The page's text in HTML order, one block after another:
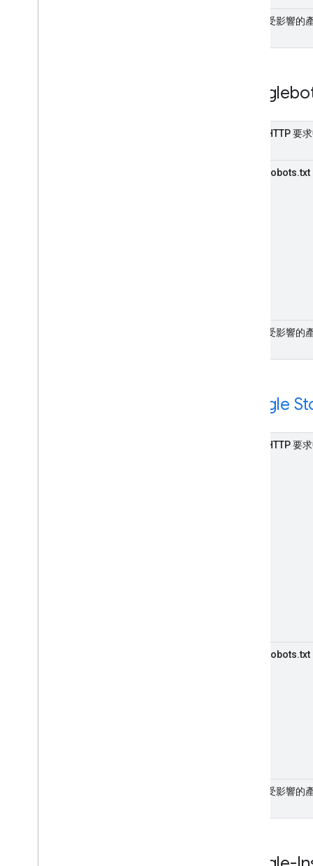
受影響的
HTTP 要
robots.txt
受影響的
Google
HTTP 要
robots.txt
受影響的